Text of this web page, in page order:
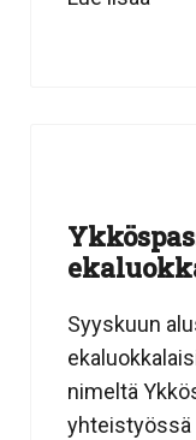
Syyskuun
nimeltä
yhteistyössä